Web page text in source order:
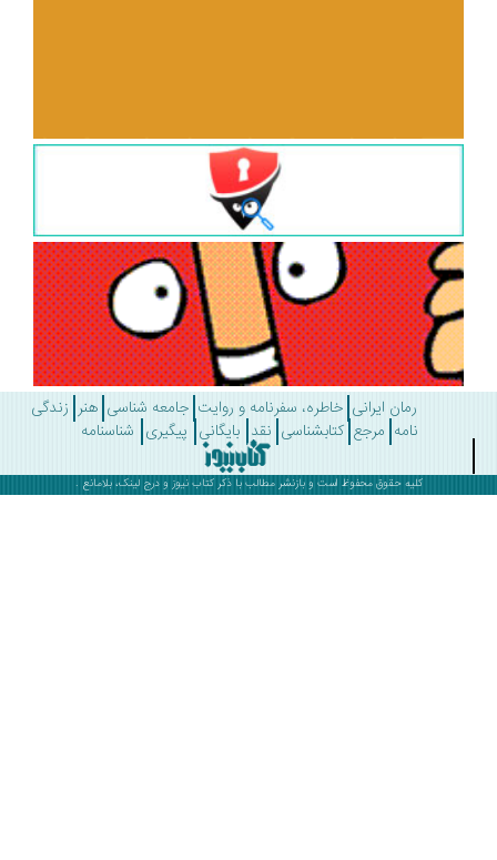
رمان ایرانی خاطره، سفرنامه و روایت جامعه شناسی هنر زندگی
مرجع کتابشناسی نقد بایگانی پیگیری شناسنامه
کلیه حقوق محفوظ است و بازنشر مطالب با ذکرکتاب نیوزو درج لینک، بلامانع .